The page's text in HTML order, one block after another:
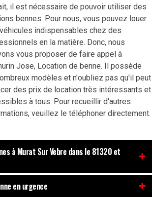
il est nécessaire de pouvoir utiliser des
bennes. Pour nous, vous pouvez louer
indispensables chez des
en la matière. Donc, nous
vous proposer de faire appel à
Jose, Location de benne. Il possède
modèles et n'oubliez pas qu'il peut
des prix de location très intéressants et
à tous. Pour recueillir d'autres
veuillez le téléphoner directement.
à Murat Sur Vebre dans le 81320 et
en urgence